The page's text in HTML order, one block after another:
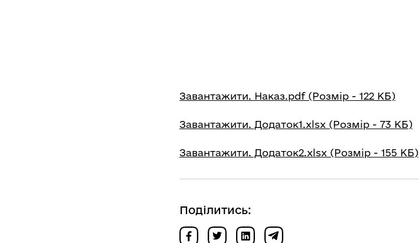
Завантажити. Наказ.pdf (Розмір - 122 КБ)
Завантажити. Додаток1.xlsx (Розмір - 73 КБ)
Завантажити. Додаток2.xlsx (Розмір - 155 КБ)
Поділитись: